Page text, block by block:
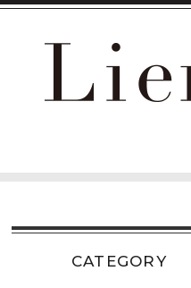
CATEGORY